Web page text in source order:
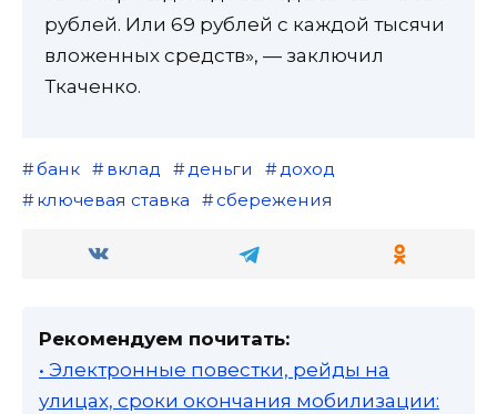
рублей. Или 69 рублей с каждой тысячи
вложенных средств», — заключил
Ткаченко.
банк вклад деньги
доход
ключевая ставка
сбережения
Рекомендуем почитать:
• Электронные повестки, рейды на
улицах, сроки окончания мобилизации: